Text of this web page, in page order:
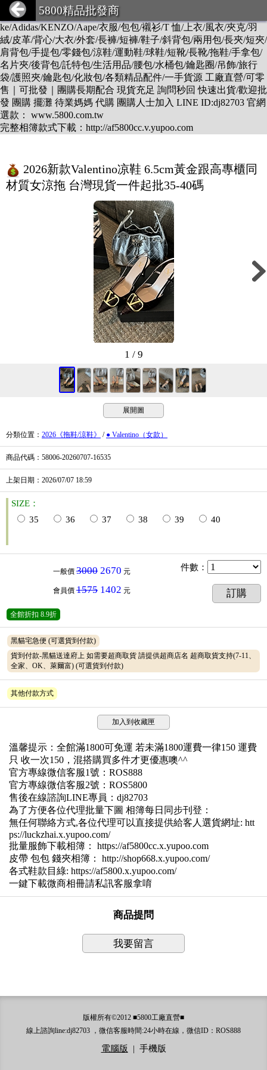
DESCENTE/LV/BURBERRY/GUCCI/PRADA/CHANEL/BALEN
CIAGA/DIOR/Hermes/FENDI/MONCLER/Armani/Supreme/CK/Ni
ke/Adidas/KENZO/Aape/衣服/包包/襯衫/T 恤/上衣/風衣/夾克/羽
絨/皮革/背心/大衣/外套/長褲/短褲/鞋子/斜背包/兩用包/長夾/短夾/
肩背包/手提包/零錢包/涼鞋/運動鞋/球鞋/短靴/長靴/拖鞋/手拿包/
名片夾/後背包/託特包/生活用品/腰包/水桶包/鑰匙圈/吊飾/旅行
袋/護照夾/鑰匙包/化妝包/各類精品配件/一手貨源 工廠直營/可零
售｜可批發｜團購長期配合 現貨充足 詢問秒回 快速出貨/歡迎批
發 團購 擺灘 待業媽媽 代購 團購人士加入 LINE ID:dj82703 官網
選款： www.5800.com.tw
完整相簿款式下載：http://af5800cc.v.yupoo.com
5800精品批發商
2026新款Valentino凉鞋 6.5cm黃金跟高專櫃同
材質女涼拖 台灣現貨一件起批35-40碼
1 / 9
展開圖
分類位置 ： 2026《拖鞋/涼鞋》 / ● Valentino（女款）
商品代碼 ：58006-20260707-16535
上架日期 ：2026/07/07 18:59
SIZE：
35
36 37 38 39 40
一般價 3000 2670 元
會員價 1575 1402 元
件數 ：
訂購
全館折扣 8.9折
黑貓宅急便 (可選貨到付款)
貨到付款-黑貓送達府上 如需要超商取貨 請提供超商店名 超商取貨支持(7-11、
全家、OK、萊爾富) (可選貨到付款)
其他付款方式
加入到收藏匣
溫馨提示：全館滿1800可免運 若未滿1800運費一律150 運費
只 收一次150，混搭購買多件才更優惠噢^^
官方專線微信客服1號：ROS888
官方專線微信客服2號：ROS5800
售後在線諮詢LINE專員：dj82703
為了方便各位代理批量下圖 相簿每日同步刊登：
無任何聯絡方式,各位代理可以直接提供給客人選貨網址: htt
ps://luckzhai.x.yupoo.com/
批量服飾下載相簿： https://af5800cc.x.yupoo.com
皮帶 包包 錢夾相簿： http://shop668.x.yupoo.com/
各式鞋款目綠: https://af5800.x.yupoo.com/
一鍵下載微商相冊請私訊客服拿唷
商品提問
我要留言
版權所有©2012 ■5800工廠直營■
線上諮詢line:dj82703 ，微信客服時間:24小時在線，微信ID：ROS888
電腦版 | 手機版